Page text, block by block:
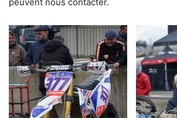
peuvent nous contacter.